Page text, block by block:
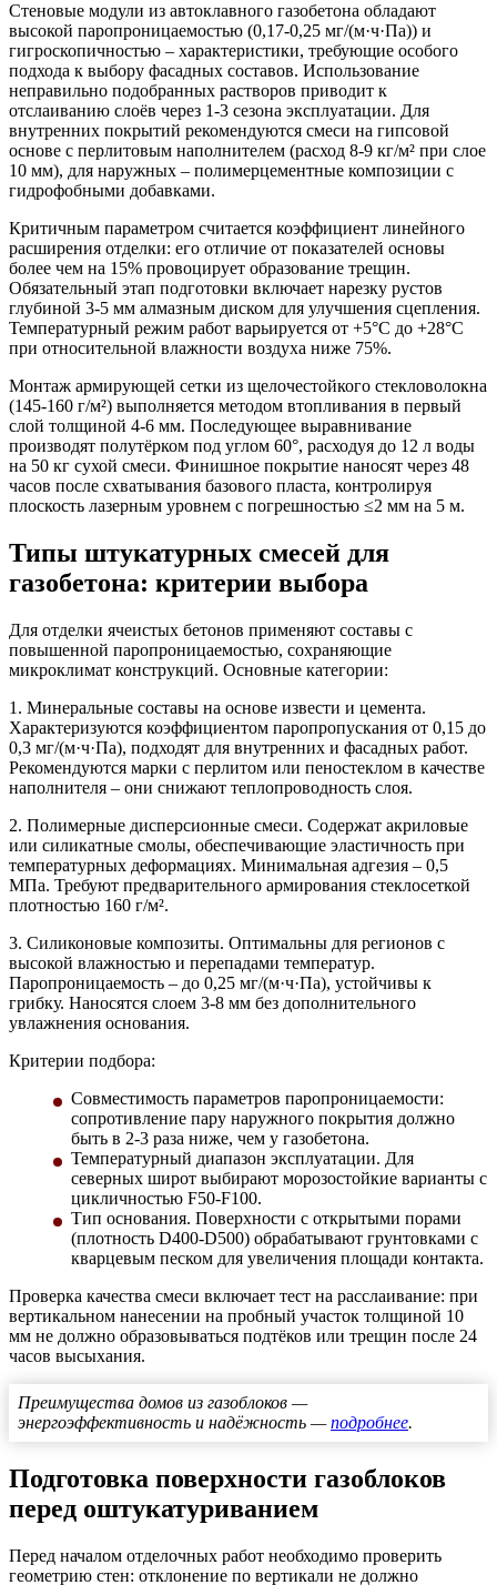
Стеновые модули из автоклавного газобетона обладают
высокой паропроницаемостью (0,17-0,25 мг/(м·ч·Па)) и
гигроскопичностью – характеристики, требующие особого
подхода к выбору фасадных составов. Использование
неправильно подобранных растворов приводит к
отслаиванию слоёв через 1-3 сезона эксплуатации. Для
внутренних покрытий рекомендуются смеси на гипсовой
основе с перлитовым наполнителем (расход 8-9 кг/м² при слое
10 мм), для наружных – полимерцементные композиции с
гидрофобными добавками.
Критичным параметром считается коэффициент линейного
расширения отделки: его отличие от показателей основы
более чем на 15% провоцирует образование трещин.
Обязательный этап подготовки включает нарезку рустов
глубиной 3-5 мм алмазным диском для улучшения сцепления.
Температурный режим работ варьируется от +5°C до +28°C
при относительной влажности воздуха ниже 75%.
Монтаж армирующей сетки из щелочестойкого стекловолокна
(145-160 г/м²) выполняется методом втопливания в первый
слой толщиной 4-6 мм. Последующее выравнивание
производят полутёрком под углом 60°, расходуя до 12 л воды
на 50 кг сухой смеси. Финишное покрытие наносят через 48
часов после схватывания базового пласта, контролируя
плоскость лазерным уровнем с погрешностью ≤2 мм на 5 м.
Типы штукатурных смесей для
газобетона: критерии выбора
Для отделки ячеистых бетонов применяют составы с
повышенной паропроницаемостью, сохраняющие
микроклимат конструкций. Основные категории:
1. Минеральные составы на основе извести и цемента.
Характеризуются коэффициентом паропропускания от 0,15 до
0,3 мг/(м·ч·Па), подходят для внутренних и фасадных работ.
Рекомендуются марки с перлитом или пеностеклом в качестве
наполнителя – они снижают теплопроводность слоя.
2. Полимерные дисперсионные смеси. Содержат акриловые
или силикатные смолы, обеспечивающие эластичность при
температурных деформациях. Минимальная адгезия – 0,5
МПа. Требуют предварительного армирования стеклосеткой
плотностью 160 г/м².
3. Силиконовые композиты. Оптимальны для регионов с
высокой влажностью и перепадами температур.
Паропроницаемость – до 0,25 мг/(м·ч·Па), устойчивы к
грибку. Наносятся слоем 3-8 мм без дополнительного
увлажнения основания.
Критерии подбора:
Совместимость параметров паропроницаемости:
сопротивление пару наружного покрытия должно
быть в 2-3 раза ниже, чем у газобетона.
Температурный диапазон эксплуатации. Для
северных широт выбирают морозостойкие варианты с
цикличностью F50-F100.
Тип основания. Поверхности с открытыми порами
(плотность D400-D500) обрабатывают грунтовками с
кварцевым песком для увеличения площади контакта.
Проверка качества смеси включает тест на расслаивание: при
вертикальном нанесении на пробный участок толщиной 10
мм не должно образовываться подтёков или трещин после 24
часов высыхания.
Преимущества домов из газоблоков —
энергоэффективность и надёжность —подробнее.
Подготовка поверхности газоблоков
перед оштукатуриванием
Перед началом отделочных работ необходимо проверить
геометрию стен: отклонение по вертикали не должно